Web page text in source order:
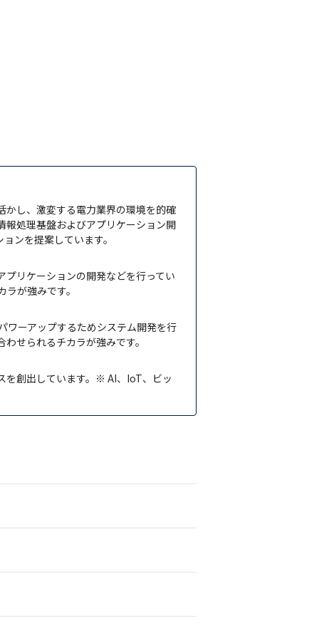
かし、激変する電力業界の環境を的確
報処理基盤およびアプリケーション開
ンを提案しています。
リケーションの開発などを行ってい
が強みです。
ワーアップするためシステム開発を行
せられるチカラが強みです。
を創出しています。※ AI、IoT、ビッ